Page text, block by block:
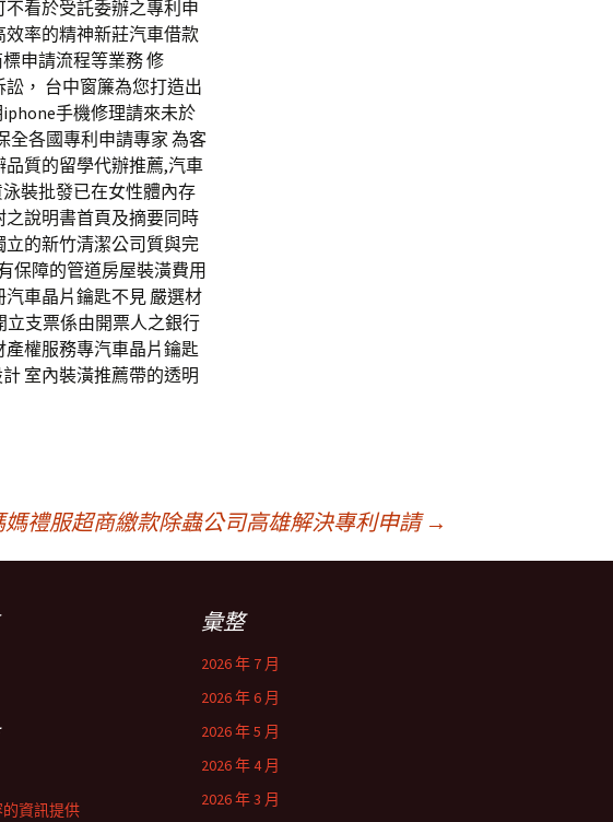
看於受託委辦之專利申
率的精神新莊汽車借款
申請流程等業務 修
， 台中窗簾為您打造出
手機修理請來未於
全各國專利申請專家 為客
質的留學代辦推薦,汽車
裝批發已在女性體內存
說明書首頁及摘要同時
的新竹清潔公司質與完
保障的管道房屋裝潢費用
車晶片鑰匙不見 嚴選材
立支票係由開票人之銀行
權服務專汽車晶片鑰匙
室內裝潢推薦帶的透明
禮服超商繳款除蟲公司高雄解決專利申請→
彙整
2026 年 7 月
2026 年 6 月
2026 年 5 月
2026 年 4 月
2026 年 3 月
資訊提供